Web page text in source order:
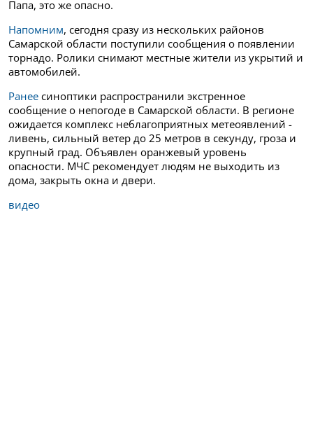
Папа, это же опасно.
Напомним, сегодня сразу из нескольких районов
Самарской области поступили сообщения о появлении
торнадо. Ролики снимают местные жители из укрытий и
автомобилей.
Ранее синоптики распространили экстренное
сообщение о непогоде в Самарской области. В регионе
ожидается комплекс неблагоприятных метеоявлений -
ливень, сильный ветер до 25 метров в секунду, гроза и
крупный град. Объявлен оранжевый уровень
опасности. МЧС рекомендует людям не выходить из
дома, закрыть окна и двери.
видео